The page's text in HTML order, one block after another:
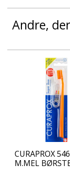
Andre,
CURAPROX
M.MEL